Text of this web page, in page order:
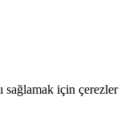
sağlamak için çerezler